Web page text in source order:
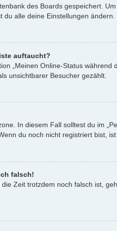
des Boards gespeichert.
du alle deine Einstellungen ändern.
auftaucht?
„Meinen Online-Status
unsichtbarer Besucher gezählt.
In diesem Fall solltest du im
du noch nicht registriert bist,
falsch!
Zeit trotzdem noch falsch ist,